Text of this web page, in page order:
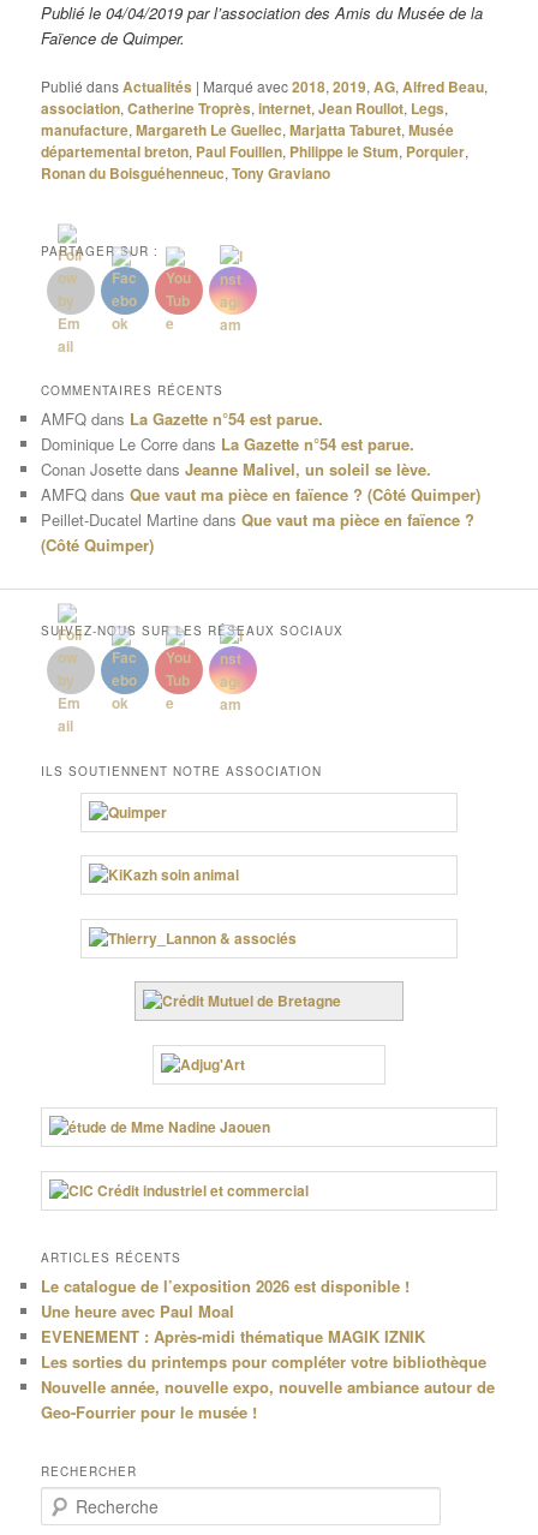
Publié le 04/04/2019 par l’association des Amis du Musée de la
Faïence de Quimper.
Publié dansActualités | Marqué avec2018,2019,AG,Alfred Beau,
association,Catherine Troprès,internet,Jean Roullot, Legs,
manufacture,Margareth Le Guellec,Marjatta Taburet,Musée
départemental breton, Paul Fouillen, Philippe le Stum, Porquier,
Ronan du Boisguéhenneuc,Tony Graviano
PARTAGER SUR :
COMMENTAIRES RÉCENTS
AMFQ dans La Gazette n°54 est parue.
Dominique Le Corre dans La Gazette n°54 est parue.
Conan Josette dansJeanne Malivel, un soleil se lève.
AMFQ dansQue vaut ma pièce en faïence ? (Côté Quimper)
Peillet-Ducatel Martine dansQue vaut ma pièce en faïence ?
(Côté Quimper)
SUIVEZ-NOUS SUR LES RÉSEAUX SOCIAUX
ILS SOUTIENNENT NOTRE ASSOCIATION
ARTICLES RÉCENTS
Le catalogue de l’exposition 2026 est disponible !
Une heure avec Paul Moal
EVENEMENT : Après-midi thématique MAGIK IZNIK
Les sorties du printemps pour compléter votre bibliothèque
Nouvelle année, nouvelle expo, nouvelle ambiance autour de
Geo-Fourrier pour le musée !
RECHERCHER
e